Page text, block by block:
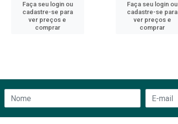
Faça seu login ou
cadastre-se para
ver preços e
comprar
Faça seu login ou
cadastre-se para
ver preços e
comprar